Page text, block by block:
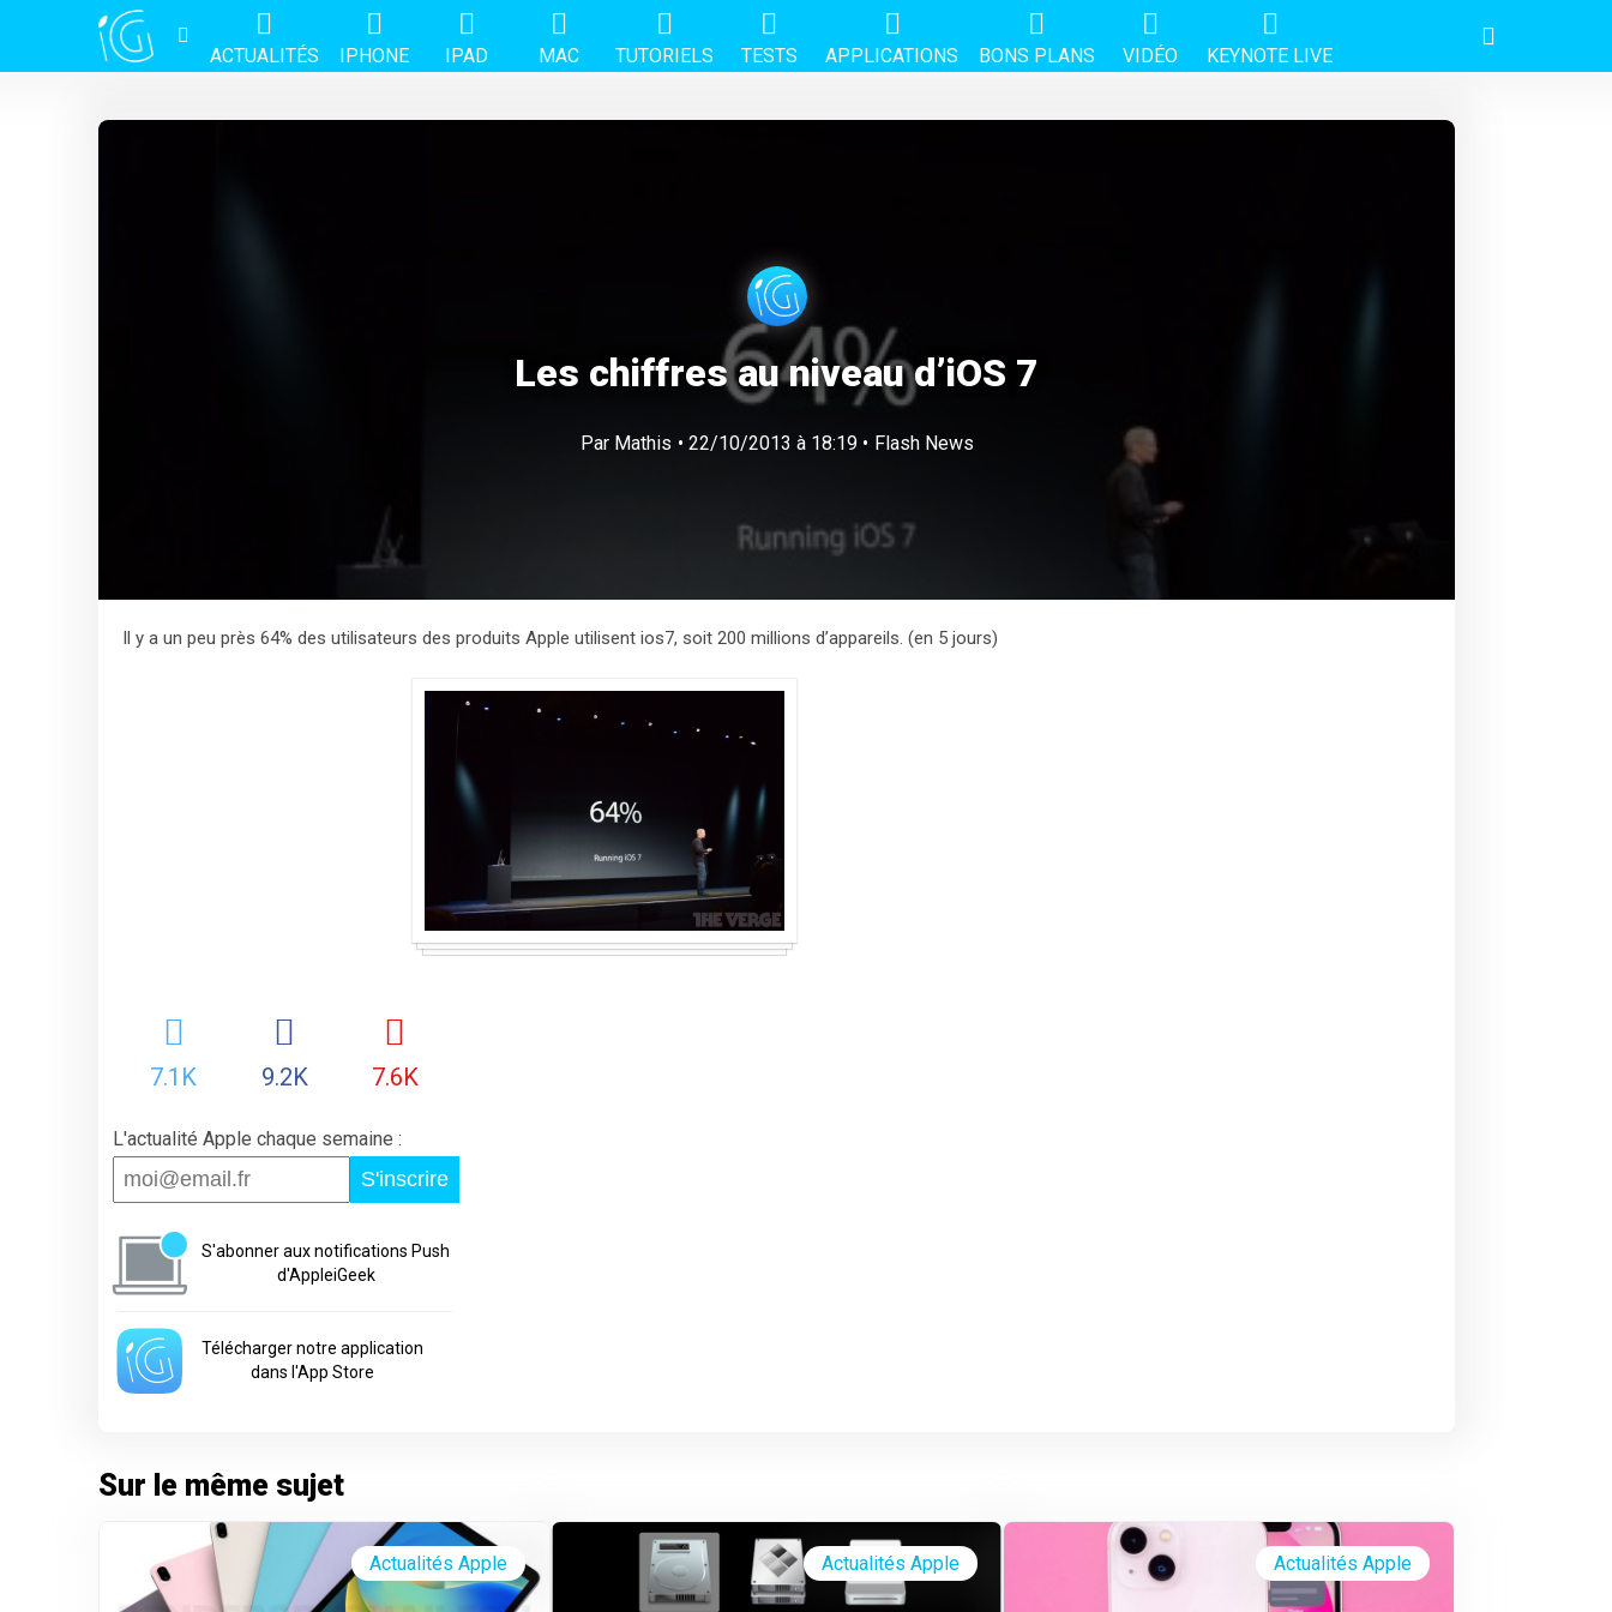
ACTUALITÉS IPHONE IPAD MAC TUTORIELS TESTS APPLICATIONS BONS PLANS VIDÉO KEYNOTE LIVE
Les chiffres au niveau d’iOS 7
Par Mathis • 22/10/2013 à 18:19 • Flash News
Il y a un peu près 64% des utilisateurs des produits Apple utilisent ios7, soit 200 millions d’appareils. (en 5 jours)
7.1K 9.2K 7.6K
L'actualité Apple chaque semaine :
S'inscrire
S'abonner aux notifications Push
d'AppleiGeek
Télécharger notre application
dans l'App Store
Sur le même sujet
Actualités Apple Actualités Apple Actualités Apple